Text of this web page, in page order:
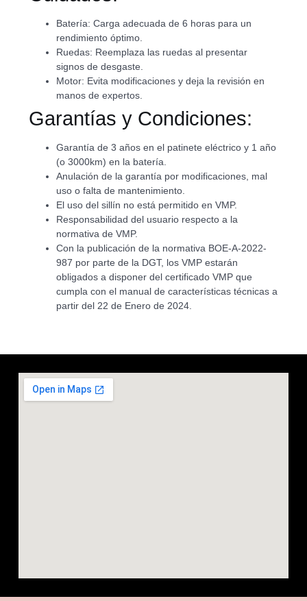
Batería: Carga adecuada de 6 horas para un
rendimiento óptimo.
Ruedas: Reemplaza las ruedas al presentar
signos de desgaste.
Motor: Evita modificaciones y deja la revisión en
manos de expertos.
Garantías y Condiciones:
Garantía de 3 años en el patinete eléctrico y 1 año
(o 3000km) en la batería.
Anulación de la garantía por modificaciones, mal
uso o falta de mantenimiento.
El uso del sillín no está permitido en VMP.
Responsabilidad del usuario respecto a la
normativa de VMP.
Con la publicación de la normativa BOE-A-2022-
987 por parte de la DGT, los VMP estarán
obligados a disponer del certificado VMP que
cumpla con el manual de características técnicas a
partir del 22 de Enero de 2024.